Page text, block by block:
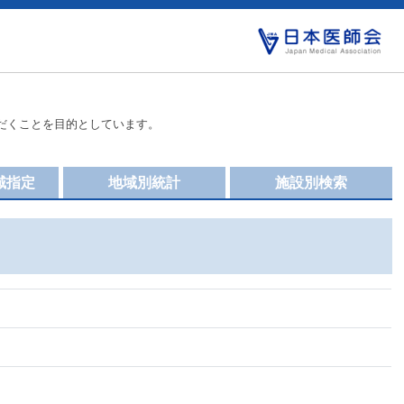
ことを目的としています。
施設別検索
地域別統計
指定